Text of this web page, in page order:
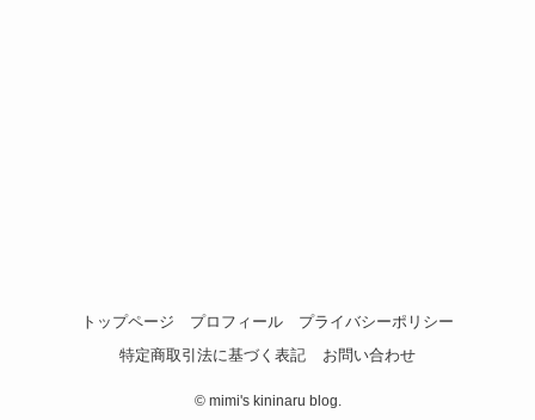
トップページ プロフィール
プライバシーポリシー
特定商取引法に基づく表記
お問い合わせ
©mimi's kininaru blog.